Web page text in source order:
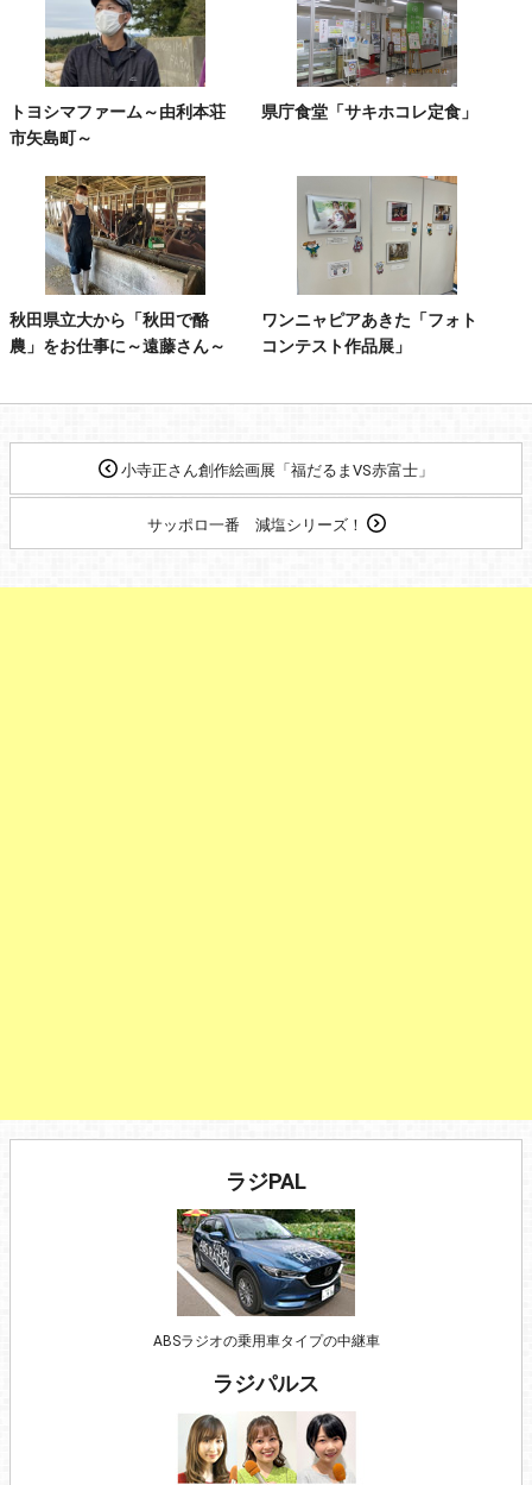
トヨシマファーム～由利本荘
市矢島町～
県庁食堂「サキホコレ定食」
秋田県立大から「秋田で酪
農」をお仕事に～遠藤さん～
ワンニャピアあきた「フォト
コンテスト作品展」
小寺正さん創作絵画展「福だるまVS赤富士」
サッポロ一番 減塩シリーズ！
ラジPAL
ABSラジオの乗用車タイプの中継車
ラジパルス